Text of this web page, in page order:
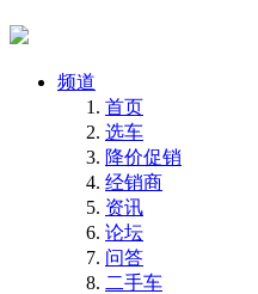
频道
首页
选车
降价促销
经销商
资讯
论坛
问答
二手车